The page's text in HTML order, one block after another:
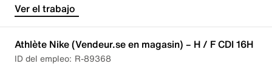
Ver el trabajo
Athlète Nike (Vendeur.se en magasin) – H / F CDI 16H
R-89368